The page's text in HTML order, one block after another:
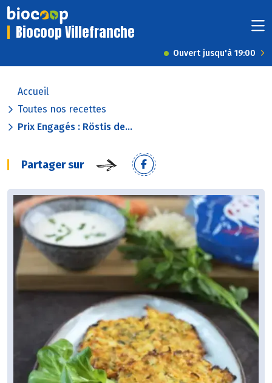
Biocoop Villefranche
Ouvert jusqu'à 19:00
Accueil
Toutes nos recettes
Prix Engagés : Röstis de...
Partager sur